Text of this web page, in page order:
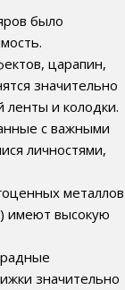
было
царапин,
значительно
и колодки.
с важными
личностями,
металлов
имеют высокую
значительно